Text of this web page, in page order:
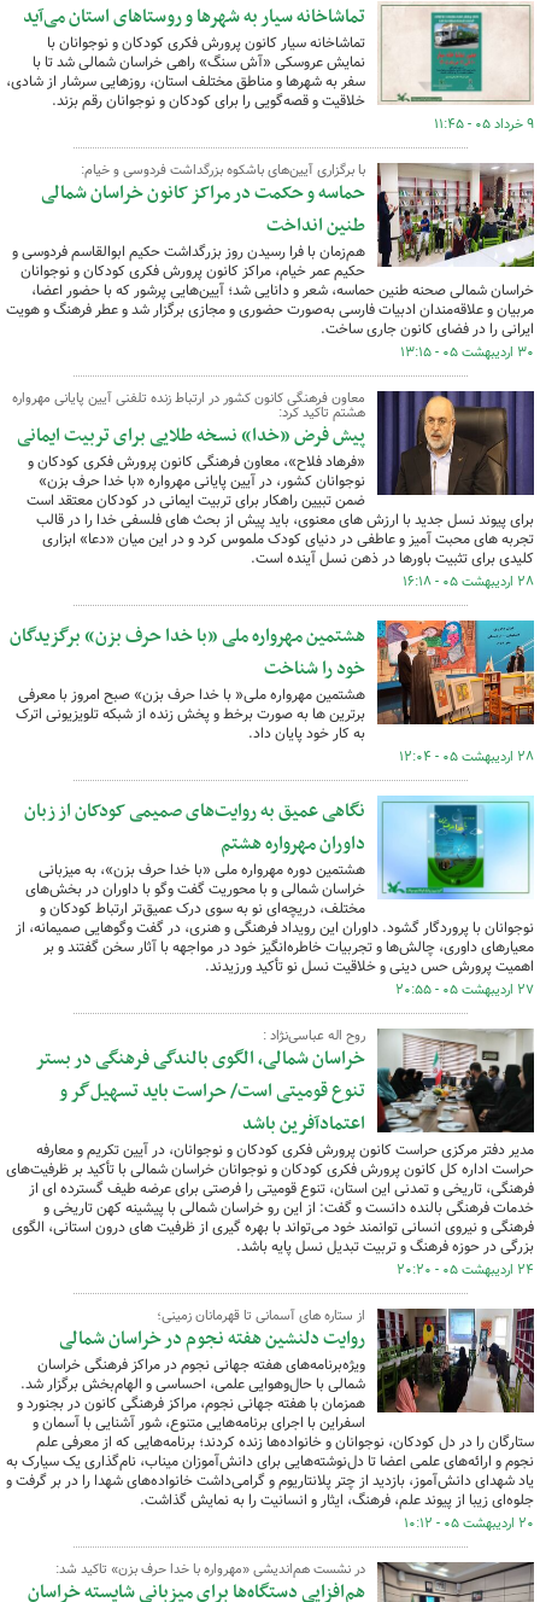
تماشاخانه سیار به شهرها و روستاهای استان می‌آید
تماشاخانه سیار کانون پرورش فکری کودکان و نوجوانان با
نمایش عروسکی «آش سنگ» راهی خراسان شمالی شد تا با
سفر به شهرها و مناطق مختلف استان، روزهایی سرشار از شادی،
خلاقیت و قصه‌گویی را برای کودکان و نوجوانان رقم بزند.
۹ خرداد ۰۵ - ۱۱:۴۵
با برگزاری آیین‌های باشکوه بزرگداشت فردوسی و خیام:
حماسه و حکمت در مراکز کانون خراسان شمالی
طنین انداخت
هم‌زمان با فرا رسیدن روز بزرگداشت حکیم ابوالقاسم فردوسی و
حکیم عمر خیام، مراکز کانون پرورش فکری کودکان و نوجوانان
خراسان شمالی صحنه طنین حماسه، شعر و دانایی شد؛ آیین‌هایی پرشور که با حضور اعضا،
مربیان و علاقه‌مندان ادبیات فارسی به‌صورت حضوری و مجازی برگزار شد و عطر فرهنگ و هویت
ایرانی را در فضای کانون جاری ساخت.
۳۰ اردیبهشت ۰۵ - ۱۳:۱۵
معاون فرهنگی کانون کشور در ارتباط زنده تلفنی آیین پایانی مهرواره
هشتم تاکید کرد:
پیش فرض «خدا» نسخه طلایی برای تربیت ایمانی
«فرهاد فلاح»، معاون فرهنگی کانون پرورش فکری کودکان و
نوجوانان کشور، در آیین پایانی مهرواره «با خدا حرف بزن»
ضمن تبیین راهکار برای تربیت ایمانی در کودکان معتقد است
برای پیوند نسل جدید با ارزش های معنوی، باید پیش از بحث های فلسفی خدا را در قالب
تجربه های محبت آمیز و عاطفی در دنیای کودک ملموس کرد و در این میان «دعا» ابزاری
کلیدی برای تثبیت باورها در ذهن نسل آینده است.
۲۸ اردیبهشت ۰۵ - ۱۶:۱۸
هشتمین مهرواره ملی «با خدا حرف بزن» برگزیدگان
خود را شناخت
هشتمین مهرواره ملی« با خدا حرف بزن» صبح امروز با معرفی
برترین ها به صورت برخط و پخش زنده از شبکه تلویزیونی اترک
به کار خود پایان داد.
۲۸ اردیبهشت ۰۵ - ۱۲:۰۴
نگاهی عمیق به روایت‌های صمیمی کودکان از زبان
داوران مهرواره هشتم
هشتمین دوره مهرواره ملی «با خدا حرف بزن»، به میزبانی
خراسان شمالی و با محوریت گفت وگو با داوران در بخش‌های
مختلف، دریچه‌ای نو به سوی درک عمیق‌تر ارتباط کودکان و
نوجوانان با پروردگار گشود. داوران این رویداد فرهنگی و هنری، در گفت وگوهایی صمیمانه، از
معیارهای داوری، چالش‌ها و تجربیات خاطره‌انگیز خود در مواجهه با آثار سخن گفتند و بر
اهمیت پرورش حس دینی و خلاقیت نسل نو تأکید ورزیدند.
۲۷ اردیبهشت ۰۵ - ۲۰:۵۵
روح اله عباسی‌نژاد :
خراسان شمالی، الگوی بالندگی فرهنگی در بستر
تنوع قومیتی است/ حراست باید تسهیل‌گر و
اعتمادآفرین باشد
مدیر دفتر مرکزی حراست کانون پرورش فکری کودکان و نوجوانان، در آیین تکریم و معارفه
حراست اداره کل کانون پرورش فکری کودکان و نوجوانان خراسان شمالی با تأکید بر ظرفیت‌های
فرهنگی، تاریخی و تمدنی این استان، تنوع قومیتی را فرصتی برای عرضه طیف گسترده ای از
خدمات فرهنگی بالنده دانست و گفت: از این رو خراسان شمالی با پیشینه کهن تاریخی و
فرهنگی و نیروی انسانی توانمند خود می‌تواند با بهره گیری از ظرفیت های درون استانی، الگوی
بزرگی در حوزه فرهنگ و تربیت تبدیل نسل پایه باشد.
۲۴ اردیبهشت ۰۵ - ۲۰:۲۰
از ستاره های آسمانی تا قهرمانان زمینی؛
روایت دلنشین هفته نجوم در خراسان شمالی
ویژه‌برنامه‌های هفته جهانی نجوم در مراکز فرهنگی خراسان
شمالی با حال‌وهوایی علمی، احساسی و الهام‌بخش برگزار شد.
همزمان با هفته جهانی نجوم، مراکز فرهنگی کانون در بجنورد و
اسفراین با اجرای برنامه‌هایی متنوع، شور آشنایی با آسمان و
ستارگان را در دل کودکان، نوجوانان و خانواده‌ها زنده کردند؛ برنامه‌هایی که از معرفی علم
نجوم و ارائه‌های علمی اعضا تا دل‌نوشته‌هایی برای دانش‌آموزان میناب، نام‌گذاری یک سیارک به
یاد شهدای دانش‌آموز، بازدید از چتر پلانتاریوم و گرامی‌داشت خانواده‌های شهدا را در بر گرفت و
جلوه‌ای زیبا از پیوند علم، فرهنگ، ایثار و انسانیت را به نمایش گذاشت.
۲۰ اردیبهشت ۰۵ - ۱۰:۱۲
در نشست هم‌اندیشی «مهرواره با خدا حرف بزن» تاکید شد:
هم‌افزایی دستگاه‌ها برای میزبانی شایسته خراسان